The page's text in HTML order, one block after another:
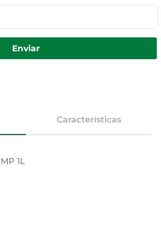
Enviar
Características
1L